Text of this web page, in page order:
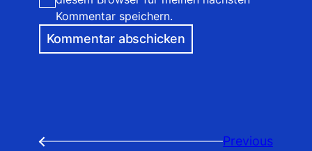
Kommentar speichern.
←
Previous